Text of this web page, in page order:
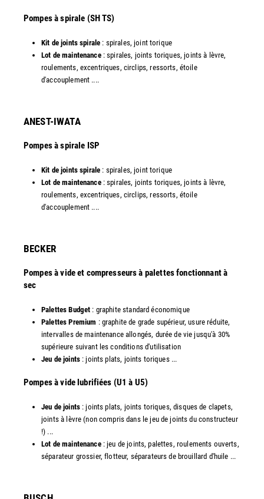
​Pompes à spirale (SH TS)
Kit de joints spirale : spirales, joint torique
Lot de maintenance: spirales, joints toriques, joints à lèvre,
roulements, excentriques, circlips, ressorts, étoile
d'accouplement ....​
ANEST-IWATA
Pompes à spirale ISP
Kit de joints spirale : spirales, joint torique
Lot de maintenance: spirales, joints toriques, joints à lèvre,
roulements, excentriques, circlips, ressorts, étoile
d'accouplement ....
​BECKER
Pompes à vide et compresseurs à palettes fonctionnant à
sec
Palettes Budget : graphite standard économique
Palettes Premium : graphite de grade supérieur, usure réduite,
intervalles de maintenance allongés, durée de vie jusqu'à 30%
supérieure suivant les conditions d'utilisation
Jeu de joints: joints plats, joints toriques ...
​Pompes à vide lubrifiées (U1 à U5)
Jeu de joints: joints plats, joints toriques, disques de clapets,
joints à lèvre (non compris dans le jeu de joints du constructeur
!) ...
Lot de maintenance: jeu de joints, palettes, roulements ouverts,
séparateur grossier, flotteur, séparateurs de brouillard d'huile ...